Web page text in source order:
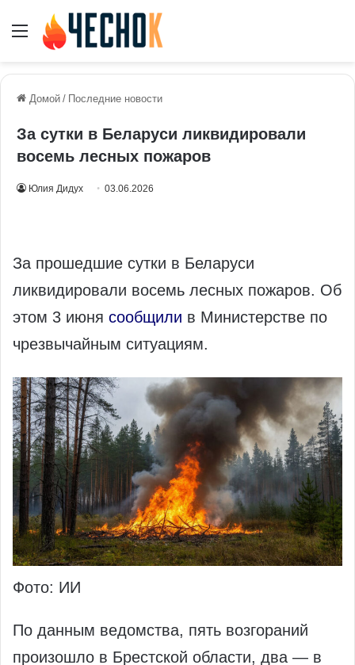
Меню
Домой / Последние новости
За сутки в Беларуси ликвидировали
восемь лесных пожаров
Юлия Дидух 03.06.2026
За прошедшие сутки в Беларуси
ликвидировали восемь лесных пожаров. Об
этом 3 июня сообщили в Министерстве по
чрезвычайным ситуациям.
Фото: ИИ
По данным ведомства, пять возгораний
произошло в Брестской области, два — в